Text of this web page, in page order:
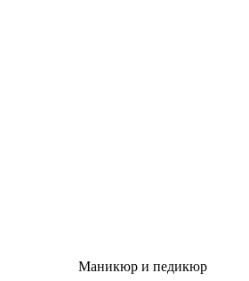
Маникюр и педикюр